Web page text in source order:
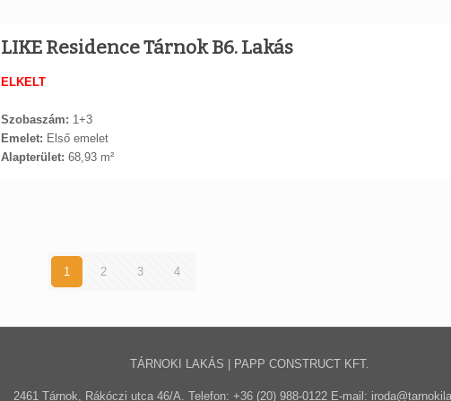
LIKE Residence Tárnok B6. Lakás
ELKELT
Szobaszám: 1+3
Emelet: Első emelet
Alapterület: 68,93 m²
1 2 3 4
TÁRNOKI LAKÁS | PAPP CONSTRUCT KFT.
2461 Tárnok, Rákóczi utca 46/A. Telefon: +36 (20) 988-0122 E-mail: